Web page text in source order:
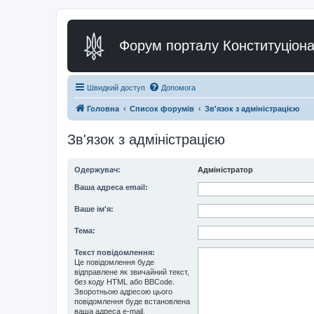
Форум порталу
Швидкий доступ Допомога
Головна Список форумів Зв'язок з адміністрацією
Зв'язок з адміністрацією
Одержувач: Адміністратор
Ваша адреса email:
Ваше ім'я:
Тема:
Текст повідомлення:
Це повідомлення буде
відправлене як звичайний текст,
без коду HTML або BBCode.
Зворотньою адресою цього
повідомлення буде встановлена
ваша адреса e-mail.